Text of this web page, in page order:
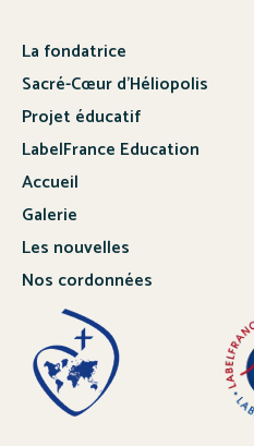
La fondatrice
Sacré-Cœur d’Héliopolis
Projet éducatif
LabelFrance Education
Accueil
Galerie
Les nouvelles
Nos cordonnées